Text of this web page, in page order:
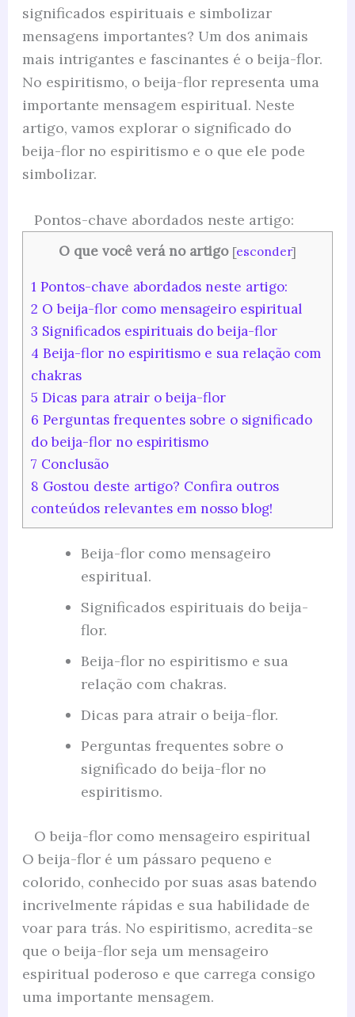
significados espirituais e simbolizar
mensagens importantes? Um dos animais
mais intrigantes e fascinantes é o beija-flor.
No espiritismo, o beija-flor representa uma
importante mensagem espiritual. Neste
artigo, vamos explorar o significado do
beija-flor no espiritismo e o que ele pode
simbolizar.
Pontos-chave abordados neste artigo:
O que você verá no artigo [esconder]
1Pontos-chave abordados neste artigo:
2 O beija-flor como mensageiro espiritual
3 Significados espirituais do beija-flor
4 Beija-flor no espiritismo e sua relação com
chakras
5 Dicas para atrair o beija-flor
6 Perguntas frequentes sobre o significado
do beija-flor no espiritismo
7 Conclusão
8 Gostou deste artigo? Confira outros
conteúdos relevantes em nosso blog!
Beija-flor como mensageiro
espiritual.
Significados espirituais do beija-
flor.
Beija-flor no espiritismo e sua
relação com chakras.
Dicas para atrair o beija-flor.
Perguntas frequentes sobre o
significado do beija-flor no
espiritismo.
O beija-flor como mensageiro espiritual
O beija-flor é um pássaro pequeno e
colorido, conhecido por suas asas batendo
incrivelmente rápidas e sua habilidade de
voar para trás. No espiritismo, acredita-se
que o beija-flor seja um mensageiro
espiritual poderoso e que carrega consigo
uma importante mensagem.